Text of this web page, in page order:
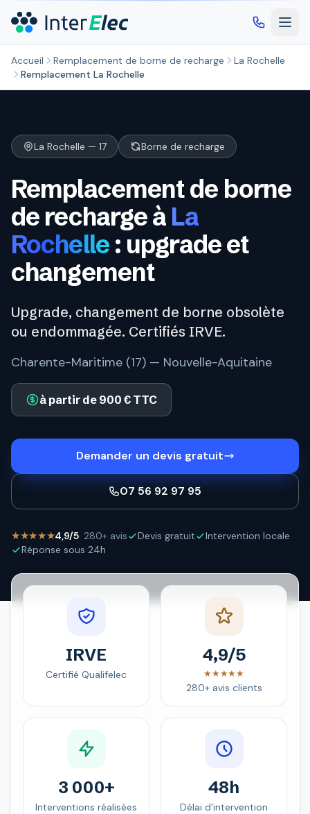
Accueil Remplacement de borne de recharge
La Rochelle
Remplacement La Rochelle
La Rochelle — 17 Borne de recharge
Remplacement de borne
de recharge à La
Rochelle: upgrade et
changement
Upgrade, changement de borne obsolète
ou endommagée. Certifiés IRVE.
Charente-Maritime (17) — Nouvelle-Aquitaine
à partir de 900 € TTC
Demander un devis gratuit
07 56 92 97 95
★★★★★4,9/5· 280+ avis Devis gratuit
Intervention locale
Réponse sous 24h
IRVE
Certifié Qualifelec
4,9/5
★★★★★
280+ avis clients
3 000+
Interventions réalisées
48h
Délai d'intervention